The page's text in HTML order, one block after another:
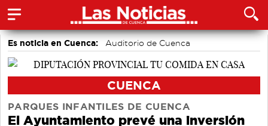
Es noticia en Cuenca: Auditorio de Cuenca
CUENCA
PARQUES INFANTILES DE CUENCA
El Ayuntamiento prevé una inversión